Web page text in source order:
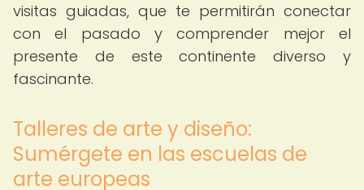
visitas guiadas, que te permitirán conectar
con el pasado y comprender mejor el
presente de este continente diverso y
fascinante.
Talleres de arte y diseño:
Sumérgete en las escuelas de
arte europeas